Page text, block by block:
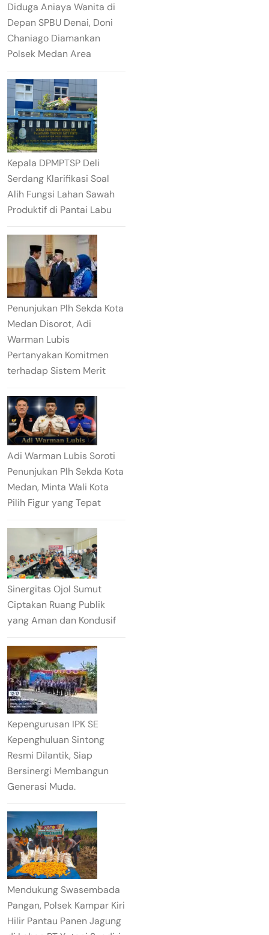
Diduga Aniaya Wanita di
Depan SPBU Denai, Doni
Chaniago Diamankan
Polsek Medan Area
Kepala DPMPTSP Deli
Serdang Klarifikasi Soal
Alih Fungsi Lahan Sawah
Produktif di Pantai Labu
Penunjukan Plh Sekda Kota
Medan Disorot, Adi
Warman Lubis
Pertanyakan Komitmen
terhadap Sistem Merit
Adi Warman Lubis Soroti
Penunjukan Plh Sekda Kota
Medan, Minta Wali Kota
Pilih Figur yang Tepat
Sinergitas Ojol Sumut
Ciptakan Ruang Publik
yang Aman dan Kondusif
Kepengurusan IPK SE
Kepenghuluan Sintong
Resmi Dilantik, Siap
Bersinergi Membangun
Generasi Muda.
Mendukung Swasembada
Pangan, Polsek Kampar Kiri
Hilir Pantau Panen Jagung